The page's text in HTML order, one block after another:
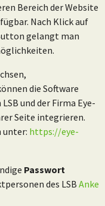
Bereich der Website
Nach Klick auf
gelangt man
die Software
und der Firma Eye-
Seite integrieren.
unter: https://eye-
Passwort
des LSB Anke